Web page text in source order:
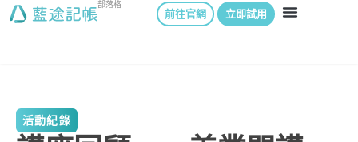
部落格
前往官網 立即試用
活動紀錄